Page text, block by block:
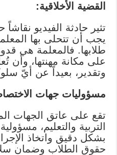
القضية الأخلاقية:
تثير حادثة الفيديو نقاشاً
يجب أن تتحلى بها
طلابها. فالمعلمة هي
على مكانة مهنتها، وأن
وتقدير، بعيداً عن أيّ
مسؤوليات جهات
تقع على عاتق الجهات
التربية والتعليم،
بشكل دقيق واتخاذ
حقوق الطلاب وضمان